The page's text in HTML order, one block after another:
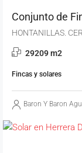
Conjunto de
HONTANILLAS.
29209 m2
Fincas y solares
Baron Y Baron